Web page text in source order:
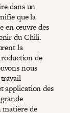
dans un
que la
en œuvre des
du Chili.
la
de
nous
application des
matière de